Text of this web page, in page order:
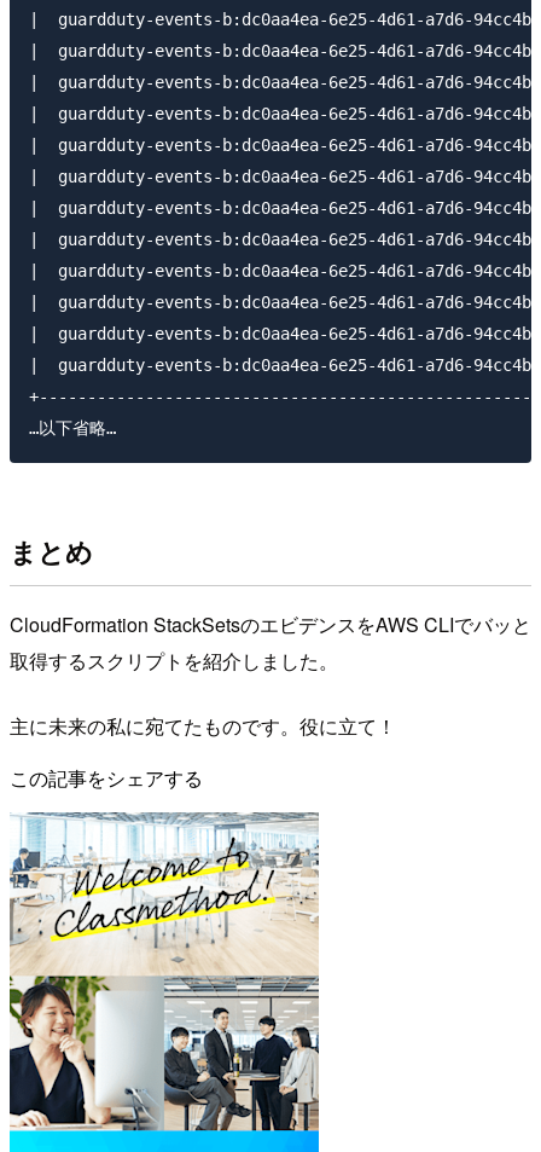
|  guardduty-events-b:dc0aa4ea-6e25-4d61-a7d6-
|  guardduty-events-b:dc0aa4ea-6e25-4d61-a7d6-
|  guardduty-events-b:dc0aa4ea-6e25-4d61-a7d6-
|  guardduty-events-b:dc0aa4ea-6e25-4d61-a7d6-
|  guardduty-events-b:dc0aa4ea-6e25-4d61-a7d6-
|  guardduty-events-b:dc0aa4ea-6e25-4d61-a7d6-
|  guardduty-events-b:dc0aa4ea-6e25-4d61-a7d6-
|  guardduty-events-b:dc0aa4ea-6e25-4d61-a7d6-
|  guardduty-events-b:dc0aa4ea-6e25-4d61-a7d6-
|  guardduty-events-b:dc0aa4ea-6e25-4d61-a7d6-
|  guardduty-events-b:dc0aa4ea-6e25-4d61-a7d6-
|  guardduty-events-b:dc0aa4ea-6e25-4d61-a7d6-
…以下省略…
まとめ
CloudFormation StackSetsのエビデンスをAWS CLIでバッと
取得するスクリプトを紹介しました。
主に未来の私に宛てたものです。役に立て！
この記事をシェアする